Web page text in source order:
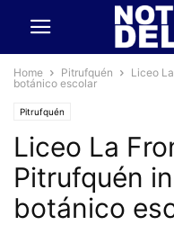
Home Pitrufquén
Liceo
botánico escolar
Pitrufquén
Liceo La
Pitrufquén
botánico